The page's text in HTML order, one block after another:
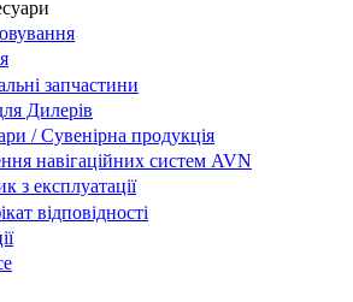
запчастини
Дилерів
/ Сувенірна продукція
навігаційних систем AVN
з експлуатації
відповідності